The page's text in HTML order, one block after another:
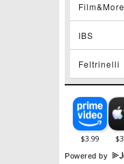
Film&More
IBS
Feltrinelli
Powered by